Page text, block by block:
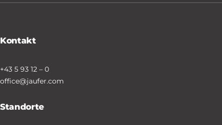
Kontakt
+43 5 93 12 – 0
office@jaufer.com
Standorte